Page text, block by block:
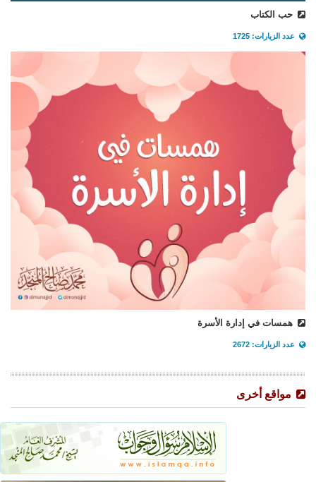
حب الكتاب
عدد الزيارات: 1725
همسات في إدارة الأسرة
عدد الزيارات: 2672
مواقع أخرى